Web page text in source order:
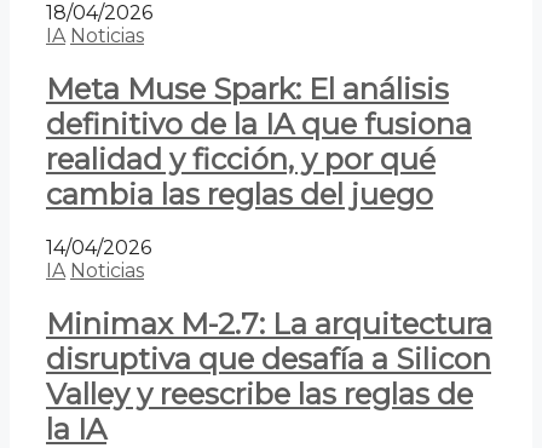
18/04/2026
IA Noticias
Meta Muse Spark: El análisis
definitivo de la IA que fusiona
realidad y ficción, y por qué
cambia las reglas del juego
14/04/2026
IA Noticias
Minimax M-2.7: La arquitectura
disruptiva que desafía a Silicon
Valley y reescribe las reglas de
la IA